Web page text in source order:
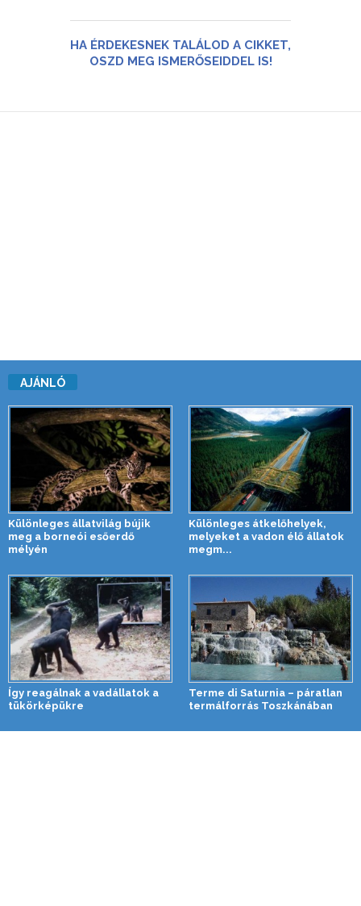
HA ÉRDEKESNEK TALÁLOD A CIKKET,
OSZD MEG ISMERŐSEIDDEL IS!
AJÁNLÓ
Különleges állatvilág bújik
meg a borneói esőerdő
mélyén
Különleges átkelőhelyek,
melyeket a vadon élő állatok
megm...
Így reagálnak a vadállatok a
tükörképükre
Terme di Saturnia – páratlan
termálforrás Toszkánában